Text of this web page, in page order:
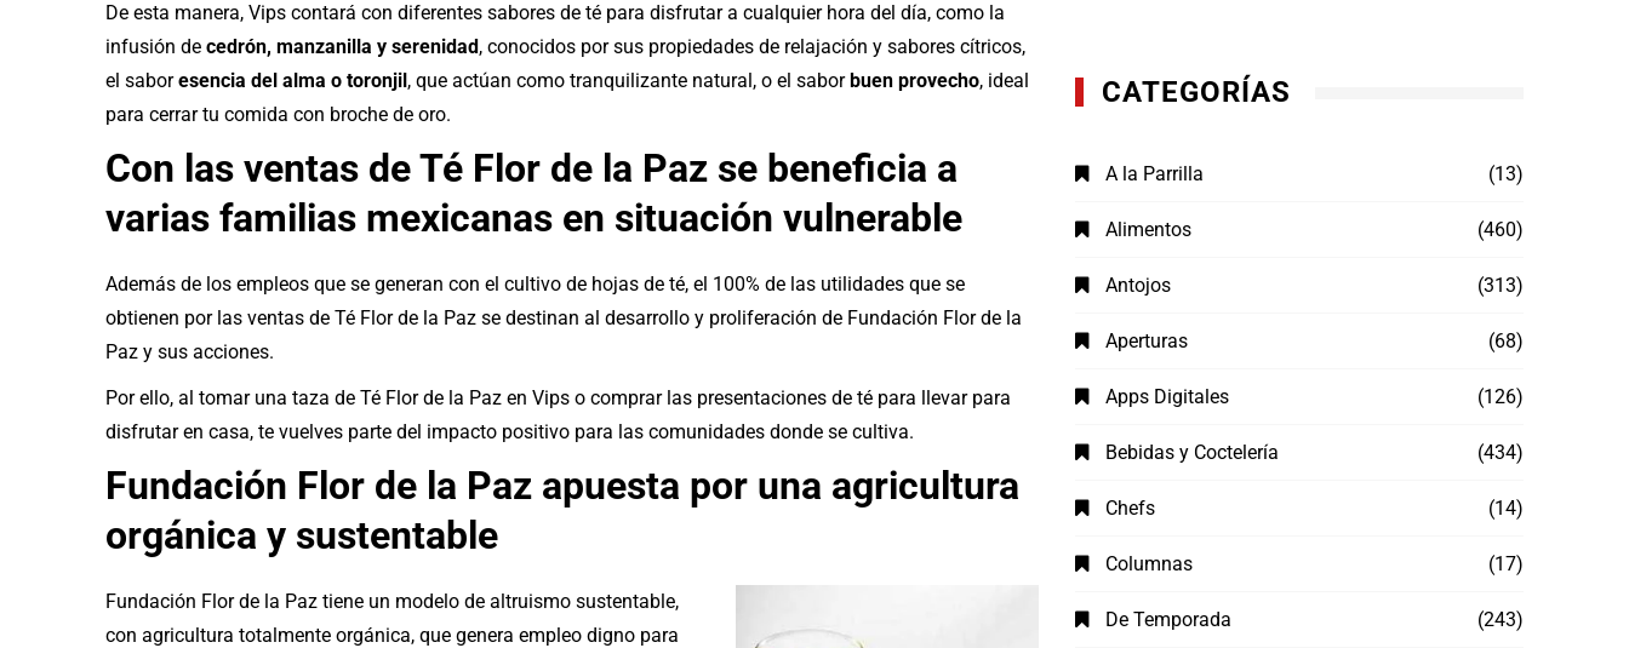
De esta manera, Vips contará con diferentes sabores de té para disfrutar a cualquier hora del día, como la
infusión de cedrón, manzanilla y serenidad, conocidos por sus propiedades de relajación y sabores cítricos,
el saboresencia del alma o toronjil, que actúan como tranquilizante natural, o el saborbuen provecho, ideal
para cerrar tu comida con broche de oro.
Con las ventas de Té Flor de la Paz se beneficia a
varias familias mexicanas en situación vulnerable
Además de los empleos que se generan con el cultivo de hojas de té, el 100% de las utilidades que se
obtienen por las ventas de Té Flor de la Paz se destinan al desarrollo y proliferación de Fundación Flor de la
Paz y sus acciones.
Por ello, al tomar una taza de Té Flor de la Paz en Vips o comprar las presentaciones de té para llevar para
disfrutar en casa, te vuelves parte del impacto positivo para las comunidades donde se cultiva.
Fundación Flor de la Paz apuesta por una agricultura
orgánica y sustentable
Fundación Flor de la Paz tiene un modelo de altruismo sustentable,
con agricultura totalmente orgánica, que genera empleo digno para
CATEGORÍAS
A la Parrilla (13)
Alimentos (460)
Antojos (313)
Aperturas (68)
Apps Digitales (126)
Bebidas y Coctelería (434)
Chefs (14)
Columnas (17)
De Temporada (243)